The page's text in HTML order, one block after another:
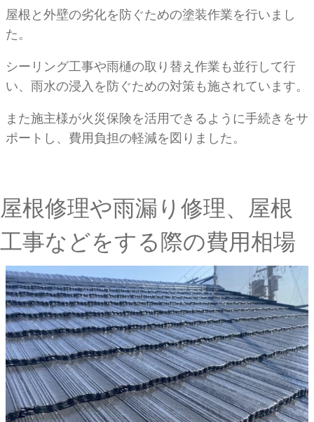
屋根と外壁の劣化を防ぐための塗装作業を行いまし
た。
シーリング工事や雨樋の取り替え作業も並行して行
い、雨水の浸入を防ぐための対策も施されています。
また施主様が火災保険を活用できるように手続きをサ
ポートし、費用負担の軽減を図りました。
屋根修理や雨漏り修理、屋根
工事などをする際の費用相場